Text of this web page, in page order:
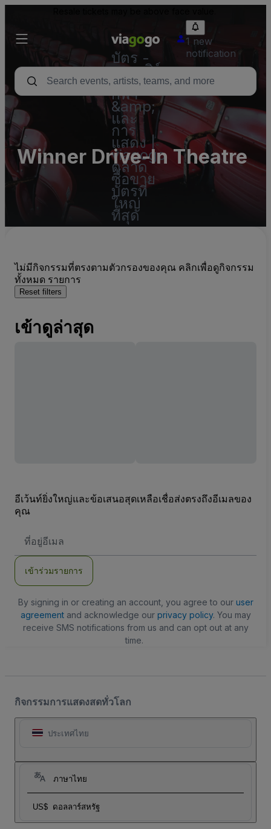
บัตร -
คอนเสิร์ต
บัตร
กีฬา
&amp;
และ
การ
แสดง |
viagogo
ตลาด
ซื้อขาย
บัตรที่
ใหญ่
ที่สุด
1 new
notification
Winner Drive-In Theatre
ไม่มีกิจกรรมที่ตรงตามตัวกรองของคุณ คลิกเพื่อดูกิจกรรม
ทั้งหมด รายการ
Reset filters
เข้าดูล่าสุด
อีเว้นท์ยิ่งใหญ่และข้อเสนอสุดเหลือเชื่อส่งตรงถึงอีเมลของ
คุณ
อยู่
เข้าร่วมรายการ
By signing in or creating an account, you agree to our user
agreementand acknowledge our privacy policy. You may
receive SMS notifications from us and can opt out at any
time.
กิจกรรมการแสดงสดทั่วโลก
ประเทศไทย
ภาษาไทย
US$ ดอลลาร์สหรัฐ